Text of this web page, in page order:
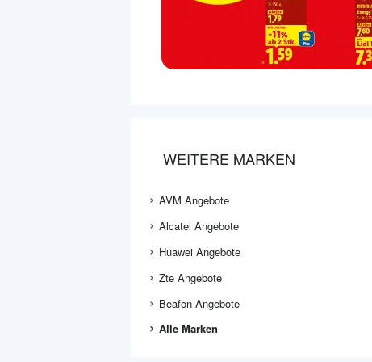
WEITERE MARKEN
AVM Angebote
Alcatel Angebote
Huawei Angebote
Zte Angebote
Beafon Angebote
Alle Marken